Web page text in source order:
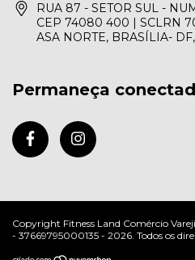
RUA 87 - SETOR SUL -
CEP 74080 400 | SCLRN
ASA NORTE, BRASÍLIA-
Permaneça
Copyright Fitness Land Comércio
- 37669795000135 - 2026. Todos os